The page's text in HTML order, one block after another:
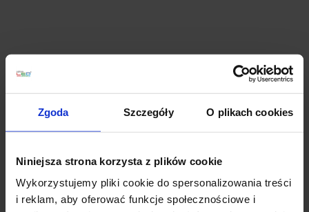
Zgoda Szczegóły O plikach cookies
Niniejsza strona korzysta z plików cookie
Wykorzystujemy pliki cookie do spersonalizowania treści
i reklam, aby oferować funkcje społecznościowe i
Planujesz większy zakup? Negocjuj cenę!
Jeśli masz pytania lub potrzebujesz pomocy, zadzwoń
lub napisz do nas: pracujemy od 8:00 do 18:00,